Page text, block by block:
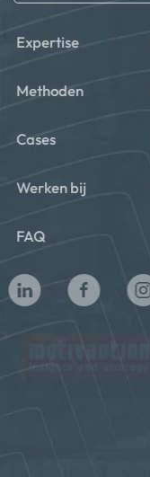
Expertise
Methoden
Cases
Werken bij
FAQ